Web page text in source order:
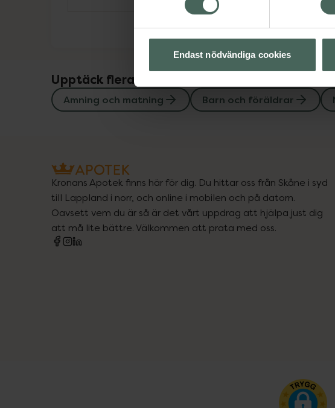
Endast nödvändiga cookies
Upptäck flera produkter inom
Amning och matning Barn och föräldrar
Kronans Apotek finns här för dig. Du hittar oss från Skåne i syd
till Lappland i norr, och online i mobilen och på datorn.
Oavsett vem du är så är det vårt uppdrag att hjälpa just dig
att må lite bättre. Välkommen att prata med oss.